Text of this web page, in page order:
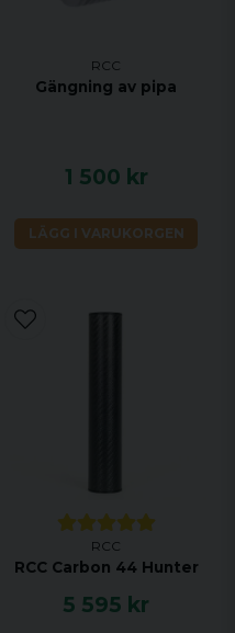
RCC
Gängning av pipa
1 500 kr
LÄGG I VARUKORGEN
RCC
RCC Carbon 44 Hunter
5 595 kr